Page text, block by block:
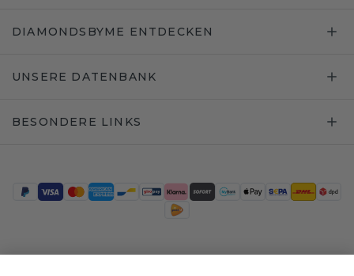
DIAMONDSBYME ENTDECKEN
UNSERE DATENBANK
BESONDERE LINKS